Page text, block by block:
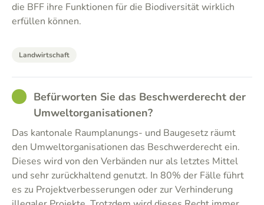
die BFF ihre Funktionen für die Biodiversität wirklich
erfüllen können.
Landwirtschaft
GOODBefürworten Sie das Beschwerderecht der
Umweltorganisationen?
Das kantonale Raumplanungs- und Baugesetz räumt
den Umweltorganisationen das Beschwerderecht ein.
Dieses wird von den Verbänden nur als letztes Mittel
und sehr zurückhaltend genutzt. In 80% der Fälle führt
es zu Projektverbesserungen oder zur Verhinderung